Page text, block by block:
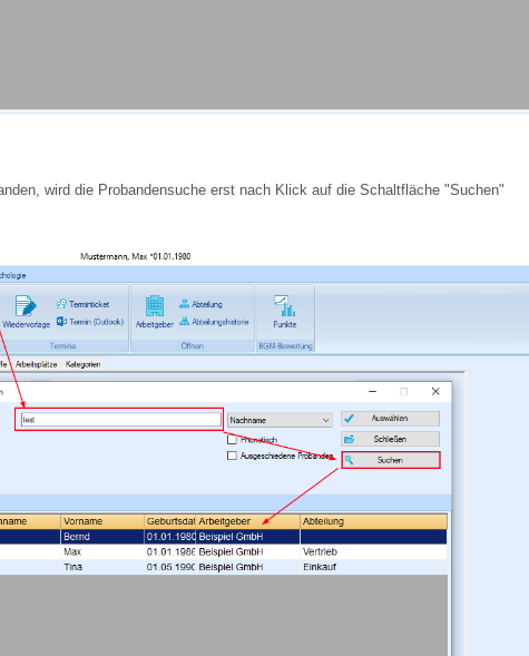
wird die Probandensuche erst nach Klick auf die Schaltfläche "Suchen"